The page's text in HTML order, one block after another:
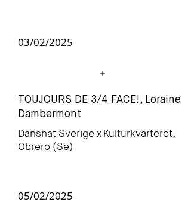
03/02/2025
TOUJOURS DE 3/4 FACE!, Loraine
Dambermont
Dansnät Sverige xKulturkvarteret,
Öbrero (Se)
05/02/2025